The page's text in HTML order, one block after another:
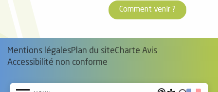
Comment venir ?
Mentions légalesPlan du siteCharte Avis
Accessibilité non conforme